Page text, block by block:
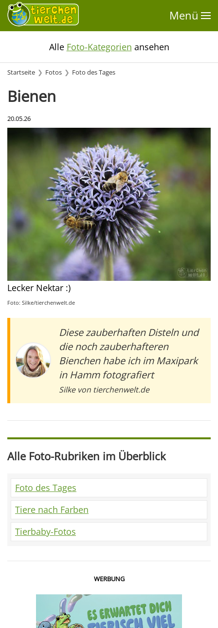
Menü
Alle Foto-Kategorien ansehen
Startseite Fotos Foto des Tages
Bienen
20.05.26
Lecker Nektar :)
Foto: Silke/tierchenwelt.de
Diese zauberhaften Disteln und
die noch zauberhafteren
Bienchen habe ich im Maxipark
in Hamm fotografiert
Silke von tierchenwelt.de
Alle Foto-Rubriken im Überblick
Foto des Tages
Tiere nach Farben
Tierbaby-Fotos
WERBUNG